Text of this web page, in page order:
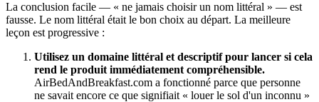
La conclusion facile — « ne jamais choisir un nom littéral » — est
fausse. Le nom littéral était le bon choix au départ. La meilleure
leçon est progressive :
Utilisez un domaine littéral et descriptif pour lancer si cela
rend le produit immédiatement compréhensible.
AirBedAndBreakfast.com a fonctionné parce que personne
ne savait encore ce que signifiait « louer le sol d'un inconnu »